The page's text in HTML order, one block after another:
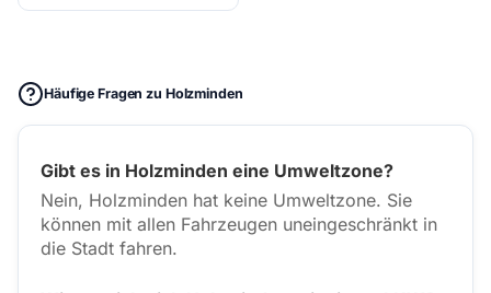
Häufige Fragen zu Holzminden
Gibt es in Holzminden eine Umweltzone?
Nein, Holzminden hat keine Umweltzone. Sie
können mit allen Fahrzeugen uneingeschränkt in
die Stadt fahren.